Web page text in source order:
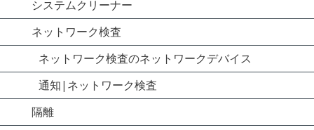
システムクリーナー
ネットワーク検査
ネットワーク検査のネットワークデバイス
通知|ネットワーク検査
隔離